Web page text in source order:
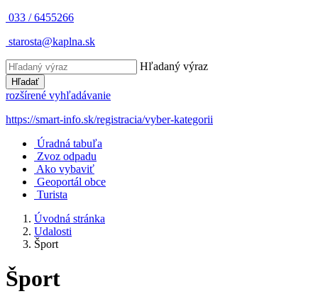
033 / 6455266
starosta@kaplna.sk
Hľadaný výraz
Hľadať
rozšírené vyhľadávanie
https://smart-info.sk/registracia/vyber-kategorii
Úradná tabuľa
Zvoz odpadu
Ako vybaviť
Geoportál obce
Turista
Úvodná stránka
Udalosti
Šport
Šport